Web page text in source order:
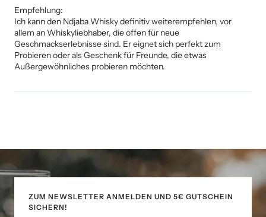
Empfehlung:
Ich kann den Ndjaba Whisky definitiv weiterempfehlen, vor
allem an Whiskyliebhaber, die offen für neue
Geschmackserlebnisse sind. Er eignet sich perfekt zum
Probieren oder als Geschenk für Freunde, die etwas
Außergewöhnliches probieren möchten.
ZUM NEWSLETTER ANMELDEN UND 5€ GUTSCHEIN
SICHERN!